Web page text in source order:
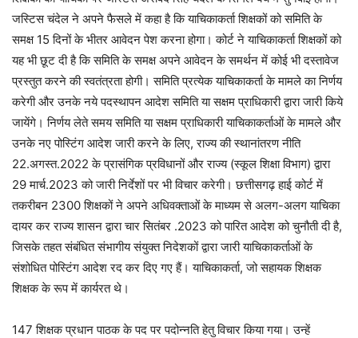
जस्टिस चंदेल ने अपने फैसले में कहा है कि याचिकाकर्ता शिक्षकों को समिति के
समक्ष 15 दिनों के भीतर आवेदन पेश करना होगा। कोर्ट ने याचिकाकर्ता शिक्षकों को
यह भी छूट दी है कि समिति के समक्ष अपने आवेदन के समर्थन में कोई भी दस्तावेज
प्रस्तुत करने की स्वतंत्रता होगी। समिति प्रत्येक याचिकाकर्ता के मामले का निर्णय
करेगी और उनके नये पदस्थापन आदेश समिति या सक्षम प्राधिकारी द्वारा जारी किये
जायेंगे। निर्णय लेते समय समिति या सक्षम प्राधिकारी याचिकाकर्ताओं के मामले और
उनके नए पोस्टिंग आदेश जारी करने के लिए, राज्य की स्थानांतरण नीति
22.अगस्त.2022 के प्रासंगिक प्रविधानों और राज्य (स्कूल शिक्षा विभाग) द्वारा
29 मार्च.2023 को जारी निर्देशों पर भी विचार करेगी। छत्तीसगढ़ हाई कोर्ट में
तकरीबन 2300 शिक्षकों ने अपने अधिवक्ताओं के माध्यम से अलग-अलग याचिका
दायर कर राज्य शासन द्वारा चार सितंबर .2023 को पारित आदेश को चुनौती दी है,
जिसके तहत संबंधित संभागीय संयुक्त निदेशकों द्वारा जारी याचिकाकर्ताओं के
संशोधित पोस्टिंग आदेश रद कर दिए गए हैं। याचिकाकर्ता, जो सहायक शिक्षक
शिक्षक के रूप में कार्यरत थे।
147 शिक्षक प्रधान पाठक के पद पर पदोन्नति हेतु विचार किया गया। उन्हें